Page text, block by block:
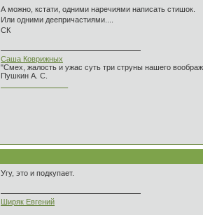
А можно, кстати, одними наречиями написать стишок.
Или одними деепричастиями....
СК
Саша Коврижных
"Смех, жалость и ужас суть три струны нашего
Пушкин А. С.
Угу, это и подкупает.
Ширяк Евгений